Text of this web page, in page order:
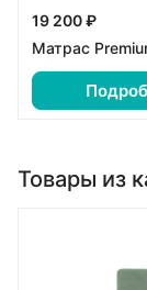
19 200 ₽
Матрас
Товары из